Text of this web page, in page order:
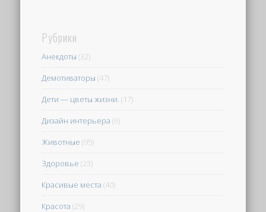
Рубрики
Анекдоты (32)
Демотиваторы (47)
Дети — цветы жизни. (17)
Дизайн интерьера (6)
Животные (95)
Здоровье (23)
Красивые места (40)
Красота (29)